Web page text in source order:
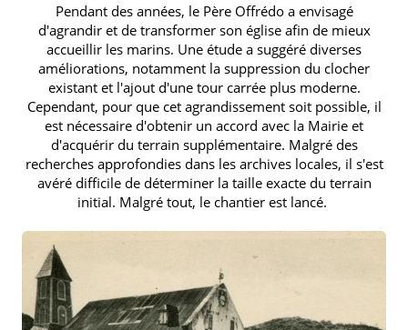
Pendant des années, le Père Offrédo a envisagé
d'agrandir et de transformer son église afin de mieux
accueillir les marins. Une étude a suggéré diverses
améliorations, notamment la suppression du clocher
existant et l'ajout d'une tour carrée plus moderne.
Cependant, pour que cet agrandissement soit possible, il
est nécessaire d'obtenir un accord avec la Mairie et
d'acquérir du terrain supplémentaire. Malgré des
recherches approfondies dans les archives locales, il s'est
avéré difficile de déterminer la taille exacte du terrain
initial. Malgré tout, le chantier est lancé.